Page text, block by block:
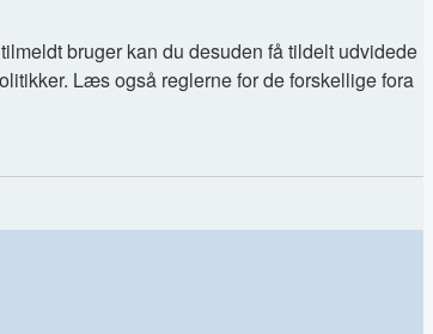
bruger kan du desuden få tildelt udvidede
Læs også reglerne for de forskellige fora